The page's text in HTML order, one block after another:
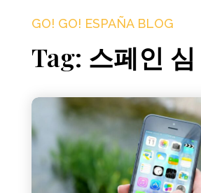
GO! GO! ESPAÑA BLOG
Tag: 스페인